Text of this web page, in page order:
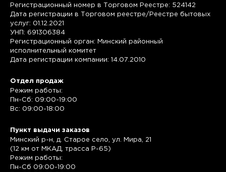
Регистрационный номер в Торговом Реестре: 524142
Дата регистрации в Торговом реестре/Реестре бытовых
услуг: 01.12.2021
УНП: 691306384
Регистрационный орган: Минский районный
исполнительный комитет
Дата регистрации компании: 14.07.2010
Отдел продаж
Режим работы:
Пн-Сб: 09:00-19:00
Вс: 09:00-18:00
Пункт выдачи заказов
Минский р-н, д. Старое село, ул. Мира, 21
(12 км от МКАД, трасса P-65)
Режим работы:
Пн-Сб 09:00-19:00